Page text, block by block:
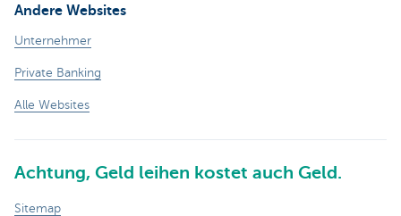
Andere Websites
Unternehmer
Private Banking
Alle Websites
Achtung, Geld leihen kostet auch Geld.
Sitemap